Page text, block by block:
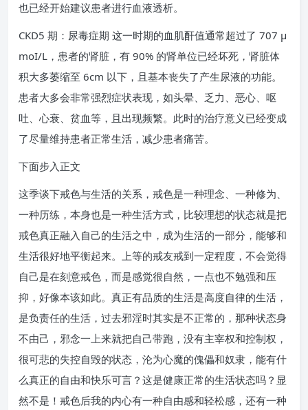
也已经开始建议患者进行血液透析。
CKD5 期：尿毒症期 这一时期的血肌酐值通常超过了 707 μ
moI/L，患者的肾脏，有 90% 的肾单位已经坏死，肾脏体
积大多萎缩至 6cm 以下，且基本丧失了产生尿液的功能。
患者大多会非常强烈症状表现，如头晕、乏力、恶心、呕
吐、心衰、贫血等，且出现频繁。此时的治疗意义已经变成
了尽量维持患者正常生活，减少患者痛苦。
下面步入正文
这季谈下戒色与生活的关系，戒色是一种理念、一种修为、
一种历练，本身也是一种生活方式，比较理想的状态就是把
戒色真正融入自己的生活之中，成为生活的一部分，能够和
生活很好地平衡起来。上等的戒友戒到一定程度，不会觉得
自己是在刻意戒色，而是感觉很自然，一点也不勉强和压
抑，好像本该如此。真正有品质的生活是高度自律的生活，
是负责任的生活，过去邪淫时其实是不正常的，那种状态身
不由己，邪念一上来就把自己带跑，没有主宰权和控制权，
很可悲的失控自毁的状态，沦为心魔的傀儡和奴隶，能有什
么真正的自由和快乐可言？这是健康正常的生活状态吗？显
然不是！戒色后我的内心有一种自由感和轻松感，还有一种